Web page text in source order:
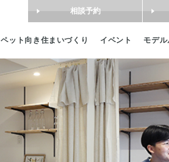
ペット向き住まいづくり イベント モデ
相談予約